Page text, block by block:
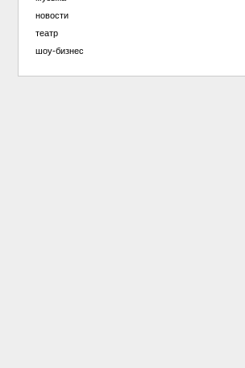
новости
театр
шоу-бизнес